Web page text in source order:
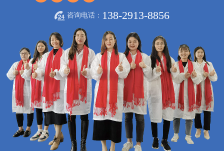
咨询电话： 138-2913-8856